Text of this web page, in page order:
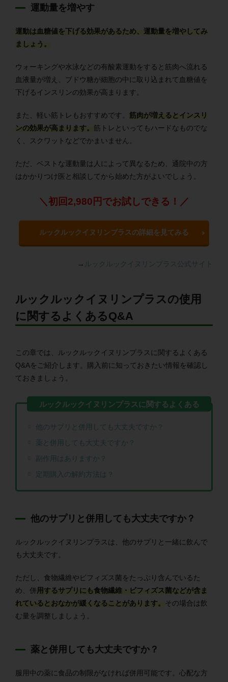
運動量を増やす
運動は血糖値を下げる効果があるため、運動量を増やしてみ
ましょう。
ウォーキングや水泳などの有酸素運動をすると筋肉へ流れる
血液量が増え、ブドウ糖が細胞の中に取り込まれて血糖値を
下げるインスリンの効果が高まります。
また、軽い筋トレもおすすめです。 筋肉が増えるとインスリ
ンの効果が高まります。 筋トレといってもハードなものでな
く、スクワットなどでかまいません。
ただ、ベストな運動量は人によって異なるため、通院中の方
はかかりつけ医と相談してから始めた方がよいでしょう。
＼初回2,980円でお試しできる！／
ルックルックイヌリンプラスの詳細を見てみる
→ ルックルックイヌリンプラス公式サイト
ルックルックイヌリンプラスの使用
に関するよくあるQ&A
この章では、ルックルックイヌリンプラスに関するよくある
Q&Aをご紹介します。購入前に知っておきたい情報を確認し
ておきましょう。
他のサプリと併用しても大丈夫ですか？
薬と併用しても大丈夫ですか？
副作用はありますか？
定期購入の解約方法は？
他のサプリと併用しても大丈夫ですか？
ルックルックイヌリンプラスは、他のサプリと一緒に飲んで
も大丈夫です。
ただし、食物繊維やビフィズス菌をたっぷり含んでいるた
め、併 用するサプリにも食物繊維・ビフィズス菌などが含ま
れているとおなかが緩くなることがあります。
その場合は飲
む量を調整しましょう。
薬と併用しても大丈夫ですか？
服用中の薬に食品の制限がなければ併用可能です。心配な方